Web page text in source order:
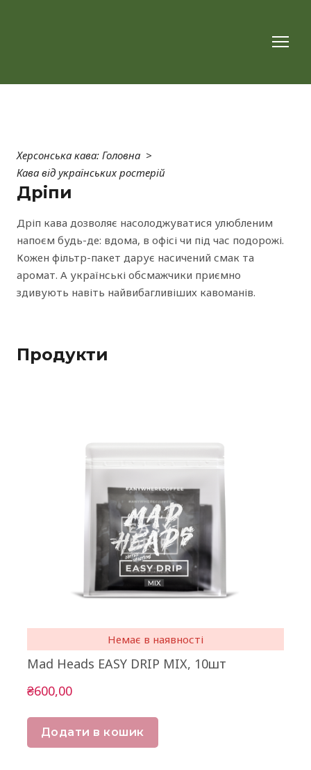
Херсонська кава: Головна
Кава від українських ростерій
Дріпи
Дріп кава дозволяє насолоджуватися улюбленим
напоєм будь-де: вдома, в офісі чи під час подорожі.
Кожен фільтр-пакет дарує насичений смак та
аромат. А українські обсмажчики приємно
здивують навіть найвибагливіших кавоманів.
Продукти
Немає в наявності
Mad Heads EASY DRIP MIX, 10шт
₴600,00
Додати в кошик